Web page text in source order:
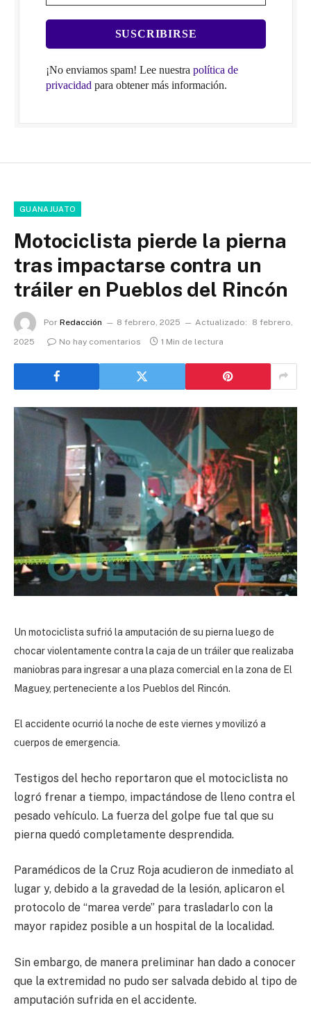
¡No enviamos spam! Lee nuestra política de
privacidad para obtener más información.
GUANAJUATO
Motociclista pierde la pierna
tras impactarse contra un
tráiler en Pueblos del Rincón
Por Redacción 8 febrero, 2025 Actualizado:
8 febrero,
2025
No hay comentarios 1 Min de lectura
Un motociclista sufrió la amputación de su pierna luego de
chocar violentamente contra la caja de un tráiler que realizaba
maniobras para ingresar a una plaza comercial en la zona de El
Maguey, perteneciente a los Pueblos del Rincón.
El accidente ocurrió la noche de este viernes y movilizó a
cuerpos de emergencia.
Testigos del hecho reportaron que el motociclista no
logró frenar a tiempo, impactándose de lleno contra el
pesado vehículo. La fuerza del golpe fue tal que su
pierna quedó completamente desprendida.
Paramédicos de la Cruz Roja acudieron de inmediato al
lugar y, debido a la gravedad de la lesión, aplicaron el
protocolo de “marea verde” para trasladarlo con la
mayor rapidez posible a un hospital de la localidad.
Sin embargo, de manera preliminar han dado a conocer
que la extremidad no pudo ser salvada debido al tipo de
amputación sufrida en el accidente.